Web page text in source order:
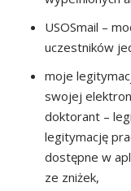
USOSmail –
uczestników
moje
swojej
doktorant –
legitymację
dostępne w
ze zniżek,